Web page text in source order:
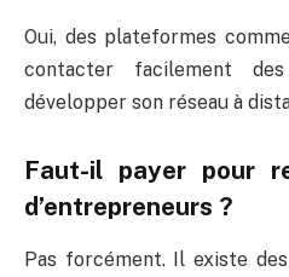
Oui, des plateformes
contacter facilement
développer son réseau à
Faut-il payer pour
d’entrepreneurs ?
Pas forcément. Il existe